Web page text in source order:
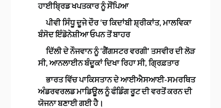
ਹਾਈਬ੍ਰਿਡ ਖਪਤਕਾਰ ਨੂੰ ਸੌਂਪਿਆ
ਪੀਵੀ ਸਿੰਧੂ ਦੂਜੇ ਦੌਰ ‘ਚ ਕਿਦਾਂਬੀ ਸ਼੍ਰੀਕਾਂਤ, ਮਾਲਵਿਕਾ
ਬੰਸੋਦ ਇੰਡੋਨੇਸ਼ੀਆ ਓਪਨ ਤੋਂ ਬਾਹਰ
ਦਿੱਲੀ ਦੇ ਨੌਜਵਾਨ ਨੂੰ ‘ਗੈਂਗਸਟਰ ਵਰਗੀ’ ਤਸਵੀਰ ਦੀ ਲੋੜ
ਸੀ, ਆਨਲਾਈਨ ਬੰਦੂਕਾਂ ਦਿਖਾ ਰਿਹਾ ਸੀ, ਗ੍ਰਿਫ਼ਤਾਰ
ਭਾਰਤ ਵਿੱਚ ਪਾਕਿਸਤਾਨ ਦੇ ਆਈਐਸਆਈ-ਸਮਰਥਿਤ
ਅੰਡਰਵਰਲਡ ਮਾਡਿਊਲ ਨੂੰ ਫੰਡਿੰਗ ਰੂਟ ਦੀ ਵਰਤੋਂ ਕਰਨ ਦੀ
ਯੋਜਨਾ ਬਣਾਈ ਗਈ ਹੈ।